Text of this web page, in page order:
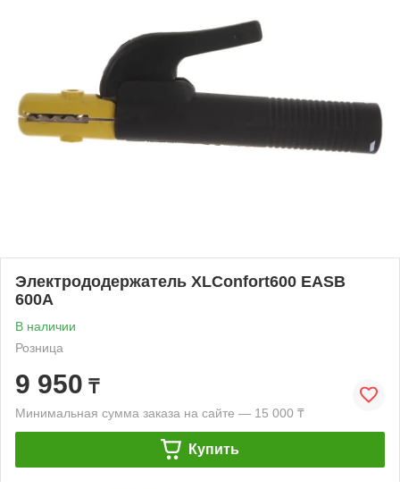
Электрододержатель XLConfort600 EASB
600A
В наличии
Розница
9 950 ₸
Минимальная сумма заказа на сайте — 15 000 ₸
Купить